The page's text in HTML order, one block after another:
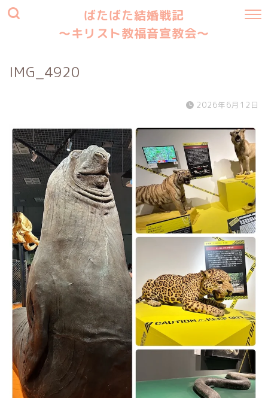
ばたばた結婚戦記
〜キリスト教福音宣教会〜
IMG_4920
2026年6月12日